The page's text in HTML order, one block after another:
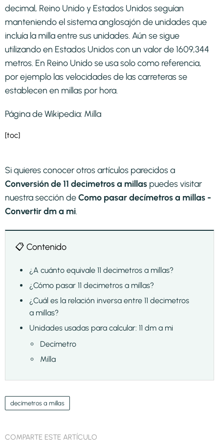
decimal, Reino Unido y Estados Unidos seguían
manteniendo el sistema anglosajón de unidades que
incluía la milla entre sus unidades. Aún se sigue
utilizando en Estados Unidos con un valor de 1609,344
metros. En Reino Unido se usa solo como referencia,
por ejemplo las velocidades de las carreteras se
establecen en millas por hora.
Página de Wikipedia: Milla
[toc]
Si quieres conocer otros artículos parecidos a
Conversión de 11 decimetros a millas puedes visitar
nuestra sección deComo pasar decímetros a millas -
Convertir dm a mi.
📋 Contenido
¿A cuánto equivale 11 decimetros a millas?
¿Cómo pasar 11 decimetros a millas?
¿Cuál es la relación inversa entre 11 decimetros
a millas?
Unidades usadas para calcular: 11 dm a mi
Decímetro
Milla
decímetros a millas
COMPARTE ESTE ARTÍCULO